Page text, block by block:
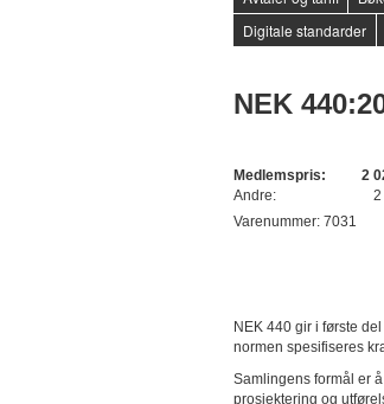
Digitale standarder
NEK
Medlemspris:
2
Andre:
2
Varenummer: 7031
NEK 440 gir i første
normen spesifiseres
Samlingens formål er å
prosjektering og